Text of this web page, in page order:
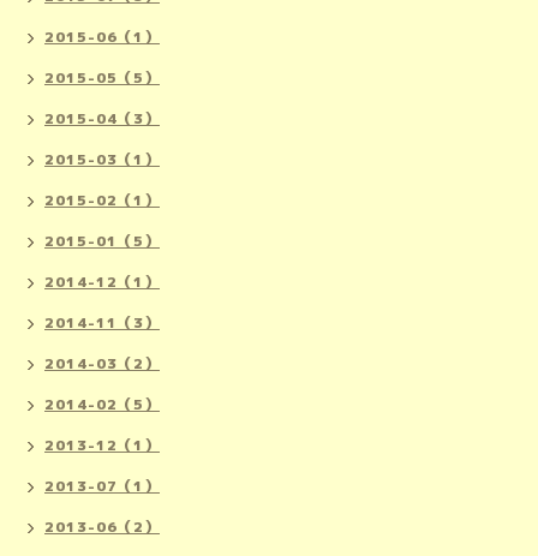
2015-06（1）
2015-05（5）
2015-04（3）
2015-03（1）
2015-02（1）
2015-01（5）
2014-12（1）
2014-11（3）
2014-03（2）
2014-02（5）
2013-12（1）
2013-07（1）
2013-06（2）